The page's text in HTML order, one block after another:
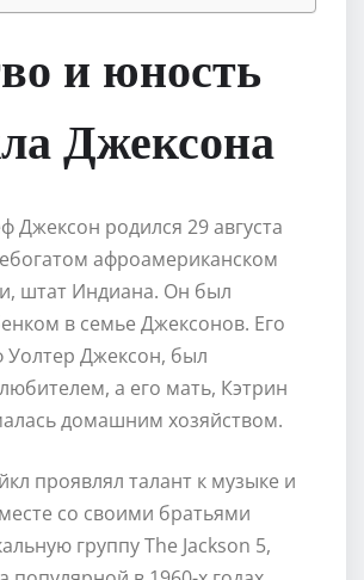
и юность
Джексона
Джексон родился 29 августа
афроамериканском
штат Индиана. Он был
в семье Джексонов. Его
Уолтер Джексон, был
а его мать, Кэтрин
домашним хозяйством.
проявлял талант к музыке и
со своими братьями
группу The Jackson 5,